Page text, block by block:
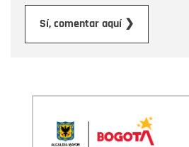
Sí, comentar aquí ❯